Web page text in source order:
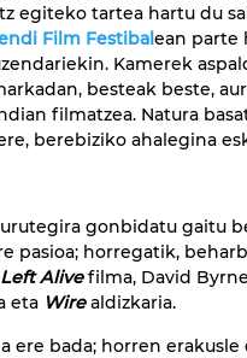
egiteko tartea hartu du
Film Festibalean parte
Kamerek
besteak beste,
filmatzea. Natura
berebiziko ahalegina
gonbidatu gaitu
pasioa; horregatik,
Alivefilma, David
eta Wirealdizkaria.
ere bada; horren erakusle